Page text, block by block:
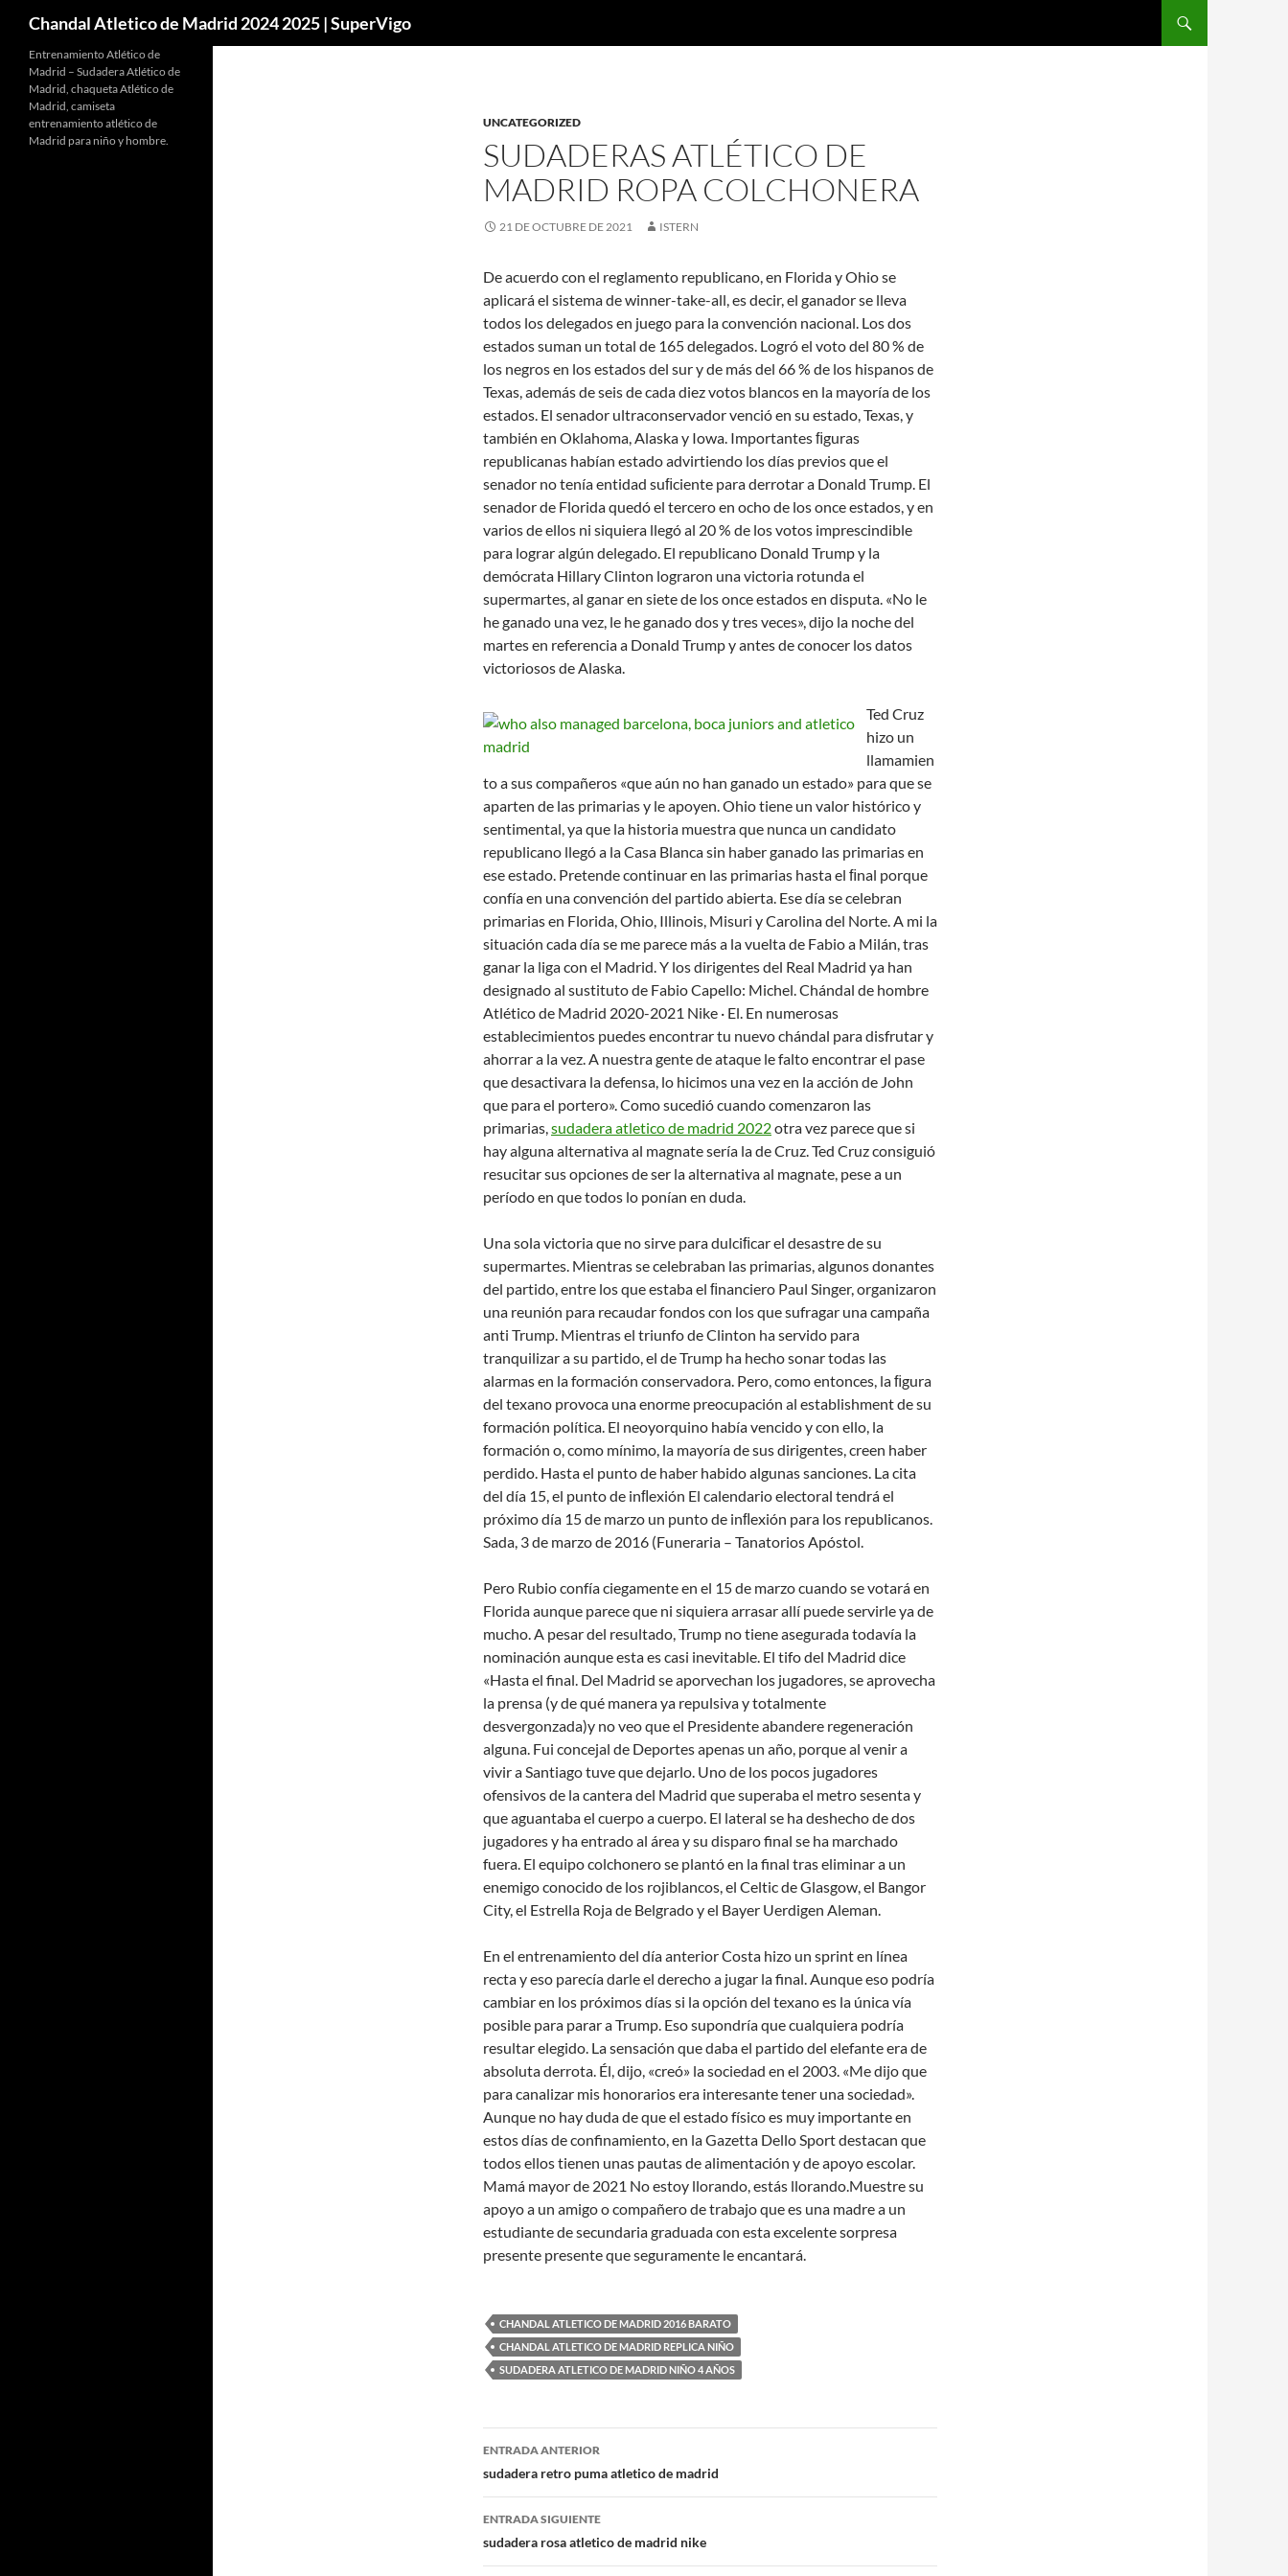
Chandal Atletico de Madrid 2024 2025 | SuperVigo
UNCATEGORIZED
SUDADERAS ATLÉTICO DE
MADRID ROPA COLCHONERA
21 DE OCTUBRE DE 2021 ISTERN
De acuerdo con el reglamento republicano, en Florida y Ohio se
aplicará el sistema de winner-take-all, es decir, el ganador se lleva
todos los delegados en juego para la convención nacional. Los dos
estados suman un total de 165 delegados. Logró el voto del 80 % de
los negros en los estados del sur y de más del 66 % de los hispanos de
Texas, además de seis de cada diez votos blancos en la mayoría de los
estados. El senador ultraconservador venció en su estado, Texas, y
también en Oklahoma, Alaska y Iowa. Importantes ﬁguras
republicanas habían estado advirtiendo los días previos que el
senador no tenía entidad suﬁciente para derrotar a Donald Trump. El
senador de Florida quedó el tercero en ocho de los once estados, y en
varios de ellos ni siquiera llegó al 20 % de los votos imprescindible
para lograr algún delegado. El republicano Donald Trump y la
demócrata Hillary Clinton lograron una victoria rotunda el
supermartes, al ganar en siete de los once estados en disputa. «No le
he ganado una vez, le he ganado dos y tres veces», dijo la noche del
martes en referencia a Donald Trump y antes de conocer los datos
victoriosos de Alaska.
Ted Cruz
hizo un
llamamien
to a sus compañeros «que aún no han ganado un estado» para que se
aparten de las primarias y le apoyen. Ohio tiene un valor histórico y
sentimental, ya que la historia muestra que nunca un candidato
republicano llegó a la Casa Blanca sin haber ganado las primarias en
ese estado. Pretende continuar en las primarias hasta el ﬁnal porque
confía en una convención del partido abierta. Ese día se celebran
primarias en Florida, Ohio, Illinois, Misuri y Carolina del Norte. A mi la
situación cada día se me parece más a la vuelta de Fabio a Milán, tras
ganar la liga con el Madrid. Y los dirigentes del Real Madrid ya han
designado al sustituto de Fabio Capello: Michel. Chándal de hombre
Atlético de Madrid 2020-2021 Nike · El. En numerosas
establecimientos puedes encontrar tu nuevo chándal para disfrutar y
ahorrar a la vez. A nuestra gente de ataque le falto encontrar el pase
que desactivara la defensa, lo hicimos una vez en la acción de John
que para el portero». Como sucedió cuando comenzaron las
primarias,sudadera atletico de madrid 2022otra vez parece que si
hay alguna alternativa al magnate sería la de Cruz. Ted Cruz consiguió
resucitar sus opciones de ser la alternativa al magnate, pese a un
período en que todos lo ponían en duda.
Una sola victoria que no sirve para dulciﬁcar el desastre de su
supermartes. Mientras se celebraban las primarias, algunos donantes
del partido, entre los que estaba el ﬁnanciero Paul Singer, organizaron
una reunión para recaudar fondos con los que sufragar una campaña
anti Trump. Mientras el triunfo de Clinton ha servido para
tranquilizar a su partido, el de Trump ha hecho sonar todas las
alarmas en la formación conservadora. Pero, como entonces, la ﬁgura
del texano provoca una enorme preocupación al establishment de su
formación política. El neoyorquino había vencido y con ello, la
formación o, como mínimo, la mayoría de sus dirigentes, creen haber
perdido. Hasta el punto de haber habido algunas sanciones. La cita
del día 15, el punto de inﬂexión El calendario electoral tendrá el
próximo día 15 de marzo un punto de inﬂexión para los republicanos.
Sada, 3 de marzo de 2016 (Funeraria – Tanatorios Apóstol.
Pero Rubio confía ciegamente en el 15 de marzo cuando se votará en
Florida aunque parece que ni siquiera arrasar allí puede servirle ya de
mucho. A pesar del resultado, Trump no tiene asegurada todavía la
nominación aunque esta es casi inevitable. El tifo del Madrid dice
«Hasta el final. Del Madrid se aporvechan los jugadores, se aprovecha
la prensa (y de qué manera ya repulsiva y totalmente
desvergonzada)y no veo que el Presidente abandere regeneración
alguna. Fui concejal de Deportes apenas un año, porque al venir a
vivir a Santiago tuve que dejarlo. Uno de los pocos jugadores
ofensivos de la cantera del Madrid que superaba el metro sesenta y
que aguantaba el cuerpo a cuerpo. El lateral se ha deshecho de dos
jugadores y ha entrado al área y su disparo final se ha marchado
fuera. El equipo colchonero se plantó en la final tras eliminar a un
enemigo conocido de los rojiblancos, el Celtic de Glasgow, el Bangor
City, el Estrella Roja de Belgrado y el Bayer Uerdigen Aleman.
En el entrenamiento del día anterior Costa hizo un sprint en línea
recta y eso parecía darle el derecho a jugar la final. Aunque eso podría
cambiar en los próximos días si la opción del texano es la única vía
posible para parar a Trump. Eso supondría que cualquiera podría
resultar elegido. La sensación que daba el partido del elefante era de
absoluta derrota. Él, dijo, «creó» la sociedad en el 2003. «Me dijo que
para canalizar mis honorarios era interesante tener una sociedad».
Aunque no hay duda de que el estado físico es muy importante en
estos días de confinamiento, en la Gazetta Dello Sport destacan que
todos ellos tienen unas pautas de alimentación y de apoyo escolar.
Mamá mayor de 2021 No estoy llorando, estás llorando.Muestre su
apoyo a un amigo o compañero de trabajo que es una madre a un
estudiante de secundaria graduada con esta excelente sorpresa
presente presente que seguramente le encantará.
CHANDAL ATLETICO DE MADRID 2016 BARATO
CHANDAL ATLETICO DE MADRID REPLICA NIÑO
SUDADERA ATLETICO DE MADRID NIÑO 4 AÑOS
Navegación
de
entradas
ENTRADA ANTERIOR
sudadera retro puma atletico de madrid
ENTRADA SIGUIENTE
sudadera rosa atletico de madrid nike
Entrenamiento Atlético de
Madrid – Sudadera Atlético de
Madrid, chaqueta Atlético de
Madrid, camiseta
entrenamiento atlético de
Madrid para niño y hombre.